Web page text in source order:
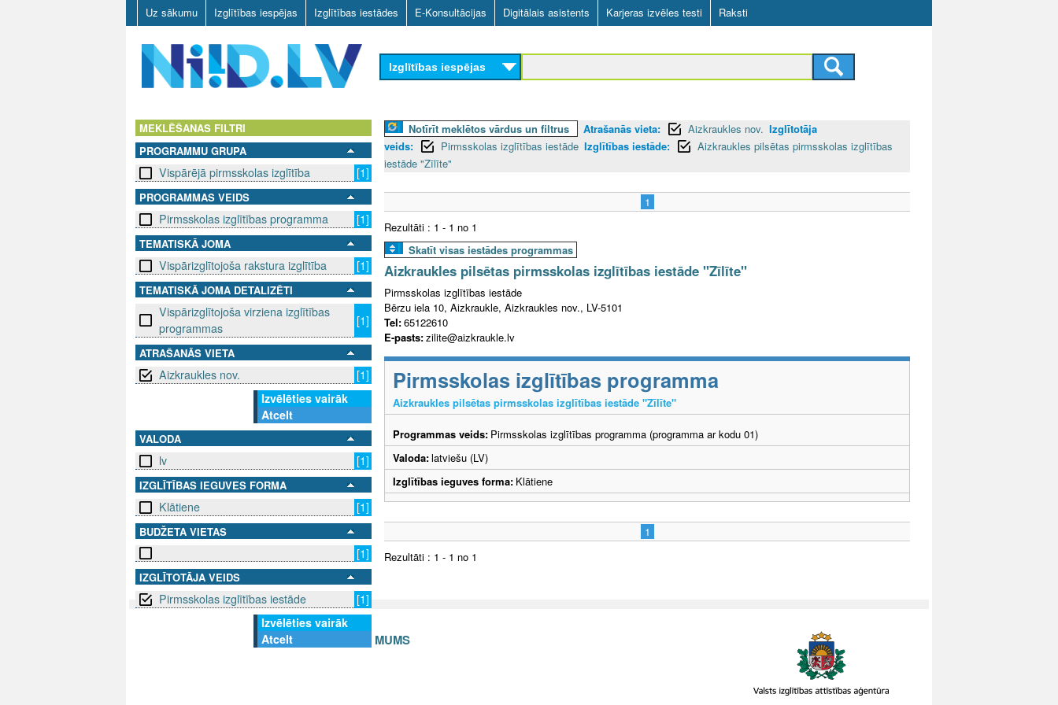
Skip
to
main
content
Uz sākumu Izglītības iespējas Izglītības iestādes E-Konsultācijas Digitālais asistents Karjeras izvēles testi Raksti
D
L
V
Izglītības iespējas
MEKLĒŠANAS FILTRI
PROGRAMMU GRUPA
Vispārējā pirmsskolas izglītība [1]
PROGRAMMAS VEIDS
Pirmsskolas izglītības programma [1]
TEMATISKĀ JOMA
Vispārizglītojoša rakstura izglītība [1]
TEMATISKĀ JOMA DETALIZĒTI
Vispārizglītojoša virziena izglītības
programmas
[1]
ATRAŠANĀS VIETA
Aizkraukles nov.
[1]
Izvēlēties vairāk
Atcelt
VALODA
lv [1]
IZGLĪTĪBAS IEGUVES FORMA
Klātiene [1]
BUDŽETA VIETAS
[1]
IZGLĪTOTĀJA VEIDS
Pirmsskolas izglītības iestāde
[1]
Izvēlēties vairāk
Atcelt
Notīrīt meklētos vārdus un filtrus Atrašanās vieta: Aizkraukles nov. Izglītotāja
veids:
Pirmsskolas izglītības iestāde Izglītības iestāde:
Aizkraukles pilsētas pirmsskolas izglītības
iestāde "Zīlīte"
1
Rezultāti : 1 - 1 no 1
Skatīt visas iestādes programmas
Aizkraukles pilsētas pirmsskolas izglītības iestāde "Zīlīte"
Pirmsskolas izglītības iestāde
Bērzu iela 10, Aizkraukle, Aizkraukles nov., LV-5101
Tel:65122610
E-pasts:zilite@aizkraukle.lv
Pirmsskolas izglītības programma
Aizkraukles pilsētas pirmsskolas izglītības iestāde "Zīlīte"
Programmas veids: Pirmsskolas izglītības programma (programma ar kodu 01)
Valoda:latviešu (LV)
Izglītības ieguves forma: Klātiene
1
Rezultāti : 1 - 1 no 1
SAZINIES AR MUMS